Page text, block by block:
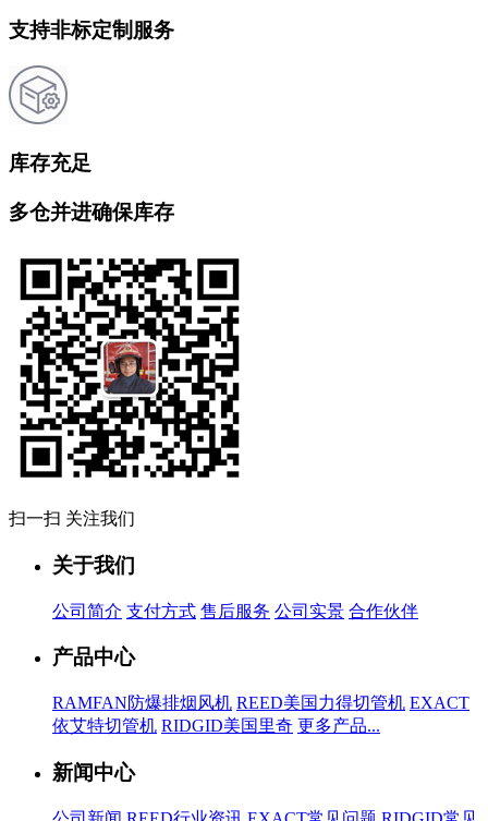
支持非标定制服务
库存充足
多仓并进确保库存
扫一扫 关注我们
关于我们
公司简介 支付方式 售后服务 公司实景 合作伙伴
产品中心
RAMFAN防爆排烟风机 REED美国力得切管机 EXACT
依艾特切管机 RIDGID美国里奇 更多产品...
新闻中心